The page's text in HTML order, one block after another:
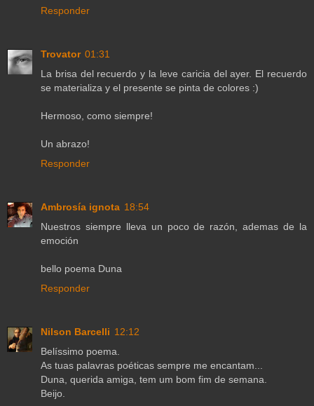
Responder
Trovator 01:31
La brisa del recuerdo y la leve caricia del ayer. El recuerdo
se materializa y el presente se pinta de colores :)
Hermoso, como siempre!
Un abrazo!
Responder
Ambrosía ignota 18:54
Nuestros siempre lleva un poco de razón, ademas de la
emoción
bello poema Duna
Responder
Nilson Barcelli 12:12
Belíssimo poema.
As tuas palavras poéticas sempre me encantam...
Duna, querida amiga, tem um bom fim de semana.
Beijo.